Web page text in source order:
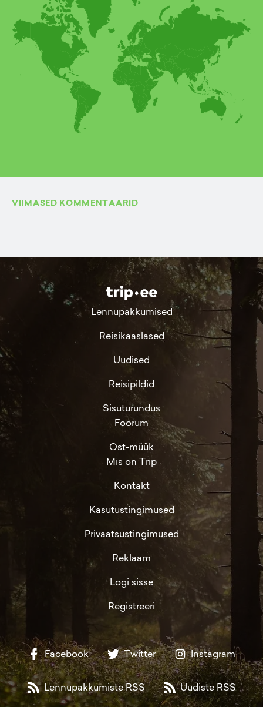
VIIMASED KOMMENTAARID
Lennupakkumised
Reisikaaslased
Uudised
Reisipildid
Sisuturundus
Foorum
Ost-müük
Mis on Trip
Kontakt
Kasutustingimused
Privaatsustingimused
Reklaam
Logi sisse
Registreeri
Facebook Twitter Instagram
Lennupakkumiste RSS Uudiste RSS